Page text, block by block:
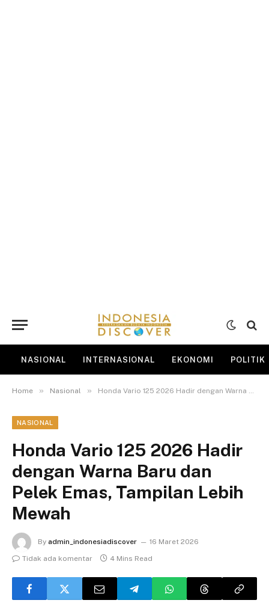
NASIONAL INTERNASIONAL EKONOMI POLITIK
Home » Nasional » Honda Vario 125 2026 Hadir dengan Warna Baru dan Pelek Emas, Tampilan Lebih Mewah
NASIONAL
Honda Vario 125 2026 Hadir
dengan Warna Baru dan
Pelek Emas, Tampilan Lebih
Mewah
By admin_indonesiadiscover
16 Maret 2026
Tidak ada komentar
4 Mins Read